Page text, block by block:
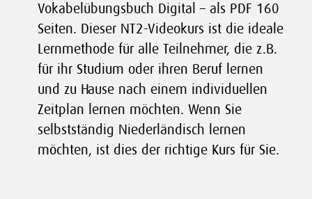
Vokabelübungsbuch Digital – als PDF 160
Seiten. Dieser NT2-Videokurs ist die ideale
Lernmethode für alle Teilnehmer, die z.B.
für ihr Studium oder ihren Beruf lernen
und zu Hause nach einem individuellen
Zeitplan lernen möchten. Wenn Sie
selbstständig Niederländisch lernen
möchten, ist dies der richtige Kurs für Sie.